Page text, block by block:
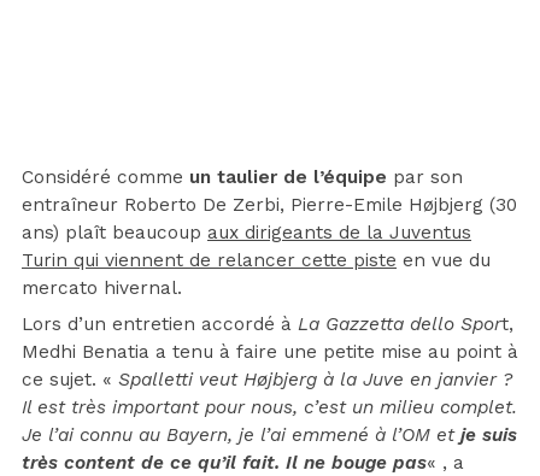
Considéré comme un taulier de l’équipe par son
entraîneur Roberto De Zerbi, Pierre-Emile Højbjerg (30
ans) plaît beaucoup aux dirigeants de la Juventus
Turin qui viennent de relancer cette piste en vue du
mercato hivernal.
Lors d’un entretien accordé à La Gazzetta dello Sport,
Medhi Benatia a tenu à faire une petite mise au point à
ce sujet. « Spalletti veut Højbjerg à la Juve en janvier ?
Il est très important pour nous, c’est un milieu complet.
Je l’ai connu au Bayern, je l’ai emmené à l’OM etje suis
très content de ce qu’il fait. Il ne bouge pas« , a